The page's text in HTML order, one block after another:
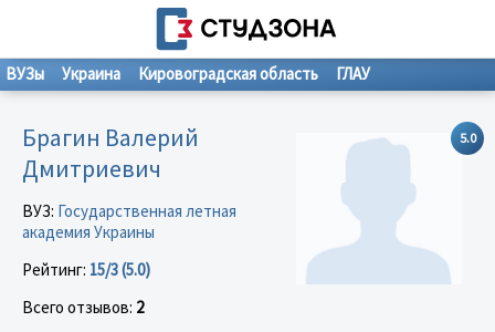
ВУЗы Украина Кировоградская область ГЛАУ
5.0
Брагин Валерий
Дмитриевич
ВУЗ: Государственная летная
академия Украины
Рейтинг: 15/3 (5.0)
Всего отзывов: 2